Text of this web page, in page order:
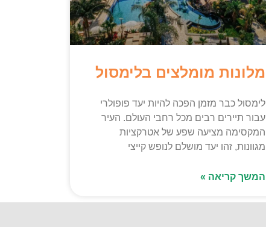
מלונות מומלצים בלימסול
לימסול כבר מזמן הפכה להיות יעד פופולרי
עבור תיירים רבים מכל רחבי העולם. העיר
המקסימה מציעה שפע של אטרקציות
מגוונות, זהו יעד מושלם לנופש קייצי
המשך קריאה »